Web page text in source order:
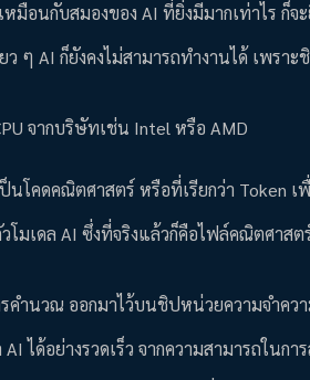
มือนกับสมองของ AI ที่ยิ่งมีมากเท่าไร ก็
ว ๆ AI ก็ยังคงไม่สามารถทำงานได้ เพร
จากบริษัทเช่น Intel หรือ AMD
โคดคณิตศาสตร์ หรือที่เรียกว่า Token เ
มเดล AI ซึ่งที่จริงแล้วก็คือไฟล์คณิตศาส
ำนวณ ออกมาไว้บนชิปหน่วยความจำควา
ได้อย่างรวดเร็ว จากความสามารถในก